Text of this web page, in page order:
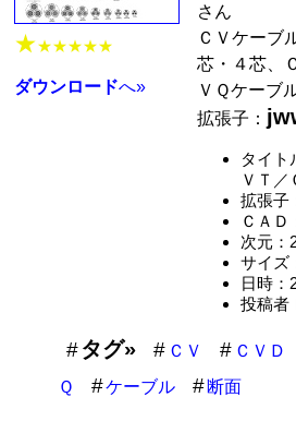
★★★★★★
ダウンロードへ»
さん
ＣＶケーブ
芯・４芯、
ＶＱケーブ
拡張子：
タイト
ＶＴ／
拡張子
ＣＡＤ
次元：
サイズ
日時：
投稿者
タグ» ＣＶ ＣＶＤ
Ｑ
ケーブル 断面